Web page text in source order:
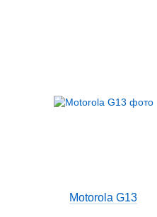
Motorola G13